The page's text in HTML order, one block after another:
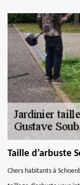
Taille d’arbuste
Chers habitants à